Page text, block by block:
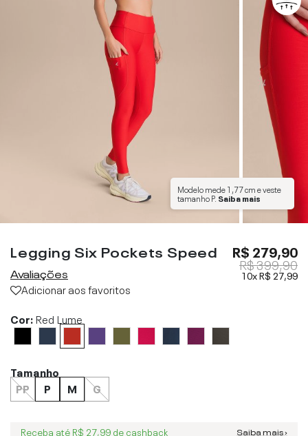
Modelo mede1,77 cme veste
tamanhoP. Saiba mais
Legging Six Pockets Speed
Avaliações
Adicionar aos favoritos
R$ 279,90
R$ 399,90
10xR$ 27,99
Cor:Red Lume
Tamanho
PP
P M G
Receba até R$ 27,99 de cashback Saiba mais ›